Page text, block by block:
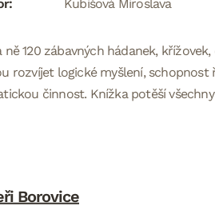
Kubišová Miroslava
ně 120 zábavných hádanek,
rozvíjet logické myšlení,
činnost. Knížka potěší
Borovice